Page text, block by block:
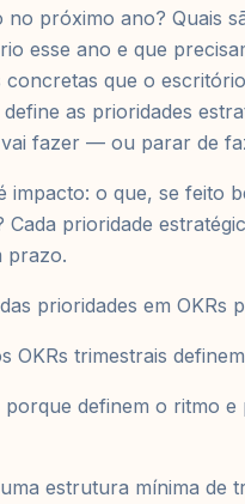
próximo ano? Quais
esse ano e que
que o
as prioridades
vai fazer — ou parar de
impacto: o que, se feito
prioridade
prazo.
prioridades em OKRs
OKRs trimestrais
definem o ritmo
estrutura mínima de